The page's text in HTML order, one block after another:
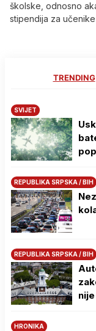
školske, odnosno
stipendija za
TRENDING
SVIJET
REPUBLIKA SRPSKA / BIH
REPUBLIKA SRPSKA / BIH
HRONIKA